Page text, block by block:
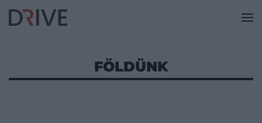
FÖLDÜNK